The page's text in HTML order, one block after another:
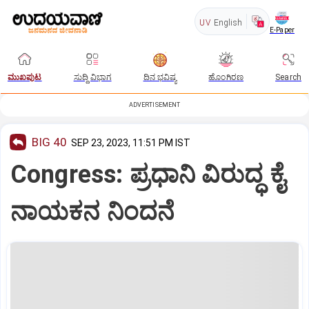
UV English
E-Paper
ಮುಖಪುಟ ಸುದ್ದಿ ವಿಭಾಗ ದಿನ ಭವಿಷ್ಯ ಹೊಂಗಿರಣ Search
ADVERTISEMENT
BIG 40 SEP 23, 2023, 11:51 PM IST
Congress: ಪ್ರಧಾನಿ ವಿರುದ್ಧ ಕೈ
ನಾಯಕನ ನಿಂದನೆ